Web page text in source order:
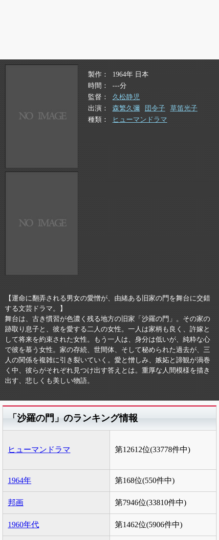
製作
1964年 日本
時間
---分
監督
久松静児
出演
森繁久彌 団令子
草笛光子
種類
ヒューマンドラマ
【運命に翻弄される男女の愛憎が、由緒ある旧家の門を舞台に交錯
する文芸ドラマ。】
舞台は、古き慣習が色濃く残る地方の旧家「沙羅の門」。その家の
跡取り息子と、彼を愛する二人の女性。一人は家柄も良く、許嫁と
して将来を約束された女性。もう一人は、身分は低いが、純粋な心
で彼を慕う女性。家の存続、世間体、そして秘められた過去が、三
人の関係を複雑に引き裂いていく。愛と憎しみ、嫉妬と諦観が渦巻
く中、彼らがそれぞれ見つけ出す答えとは。重厚な人間模様を描き
出す、悲しくも美しい物語。
「沙羅の門」のランキング情報
ヒューマンドラマ 第12612位(33778件中)
1964年 第168位(550件中)
邦画 第7946位(33810件中)
1960年代 第1462位(5906件中)